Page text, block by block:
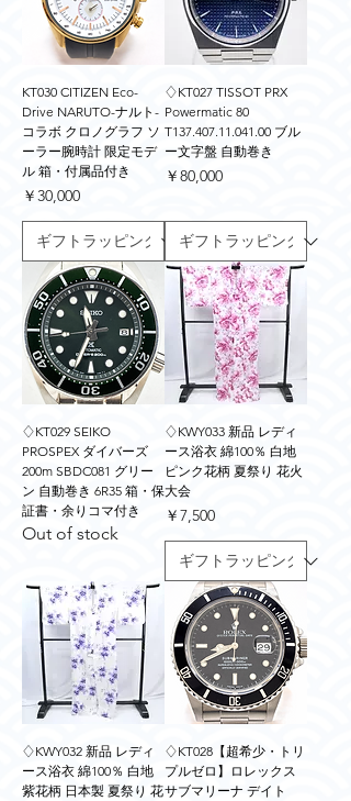
KT030 CITIZEN Eco-
Drive NARUTO-ナルト-
コラボ クロノグラフ ソ
ーラー腕時計 限定モデ
ル 箱・付属品付き
価格
￥30,000
♢KT027 TISSOT PRX
Powermatic 80
T137.407.11.041.00 ブル
ー文字盤 自動巻き
価格
￥80,000
♢KT029 SEIKO
PROSPEX ダイバーズ
200m SBDC081 グリー
ン 自動巻き 6R35 箱・保
証書・余りコマ付き
Out of stock
♢KWY033 新品 レディ
ース浴衣 綿100％ 白地
ピンク花柄 夏祭り 花火
大会
価格
￥7,500
♢KWY032 新品 レディ
ース浴衣 綿100％ 白地
紫花柄 日本製 夏祭り 花
♢KT028【超希少・トリ
プルゼロ】ロレックス
サブマリーナ デイト